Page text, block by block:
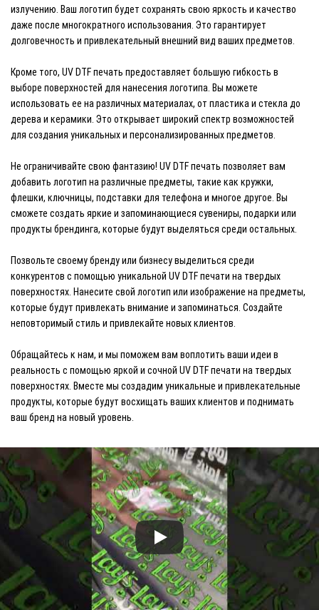
излучению. Ваш логотип будет сохранять свою яркость и качество
даже после многократного использования. Это гарантирует
долговечность и привлекательный внешний вид ваших предметов.
Кроме того, UV DTF печать предоставляет большую гибкость в
выборе поверхностей для нанесения логотипа. Вы можете
использовать ее на различных материалах, от пластика и стекла до
дерева и керамики. Это открывает широкий спектр возможностей
для создания уникальных и персонализированных предметов.
Не ограничивайте свою фантазию! UV DTF печать позволяет вам
добавить логотип на различные предметы, такие как кружки,
флешки, ключницы, подставки для телефона и многое другое. Вы
сможете создать яркие и запоминающиеся сувениры, подарки или
продукты брендинга, которые будут выделяться среди остальных.
Позвольте своему бренду или бизнесу выделиться среди
конкурентов с помощью уникальной UV DTF печати на твердых
поверхностях. Нанесите свой логотип или изображение на предметы,
которые будут привлекать внимание и запоминаться. Создайте
неповторимый стиль и привлекайте новых клиентов.
Обращайтесь к нам, и мы поможем вам воплотить ваши идеи в
реальность с помощью яркой и сочной UV DTF печати на твердых
поверхностях. Вместе мы создадим уникальные и привлекательные
продукты, которые будут восхищать ваших клиентов и поднимать
ваш бренд на новый уровень.